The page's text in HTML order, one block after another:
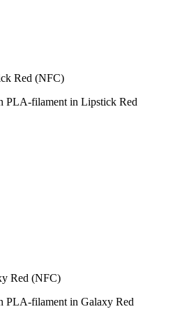
Red (NFC)
PLA-filament in Lipstick Red
Red (NFC)
PLA-filament in Galaxy Red